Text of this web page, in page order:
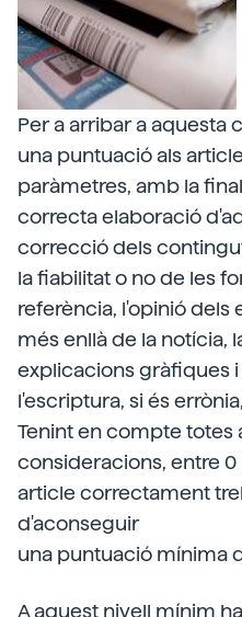
Per a arribar a aquesta
una puntuació als
paràmetres, amb la
correcta elaboració
correcció dels
la fiabilitat o no de les
referència, l'opinió dels
més enllà de la notícia,
explicacions gràfiques
l'escriptura, si és
Tenint en compte totes
consideracions, entre 0
article correctament
d'aconseguir
una puntuació mínima
A aquest nivell mínim